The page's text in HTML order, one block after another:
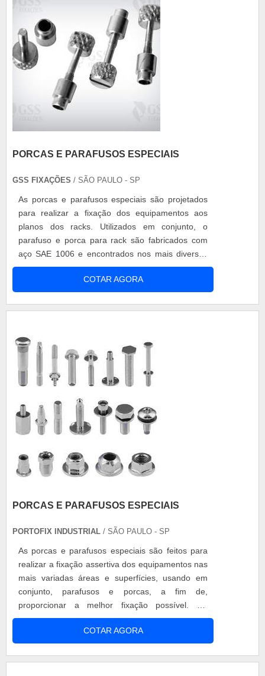
PORCAS E PARAFUSOS ESPECIAIS
GSS FIXAÇÕES / SÃO PAULO - SP
As porcas e parafusos especiais são projetados
para realizar a fixação dos equipamentos aos
planos dos racks. Utilizados em conjunto, o
parafuso e porca para rack são fabricados com
aço SAE 1006 e encontrados nos mais diversos
modelos, entre eles, estão: M4; M5; M6; M8; M10;
M12; Trivalente branca e amarela. Conheça as
principais finalidades desse objeto Com a
COTAR AGORA
PORCAS E PARAFUSOS ESPECIAIS
PORTOFIX INDUSTRIAL / SÃO PAULO - SP
As porcas e parafusos especiais são feitos para
realizar a fixação assertiva dos equipamentos nas
mais variadas áreas e superfícies, usando em
conjunto, parafusos e porcas, a fim de,
proporcionar a melhor fixação possível. Os
diversos modelos do produto Trivalente amarela e
branca; M4; M5; M6; M8; M10; M12. Com a
possibilidade de serem comprados em lojas ou
COTAR AGORA